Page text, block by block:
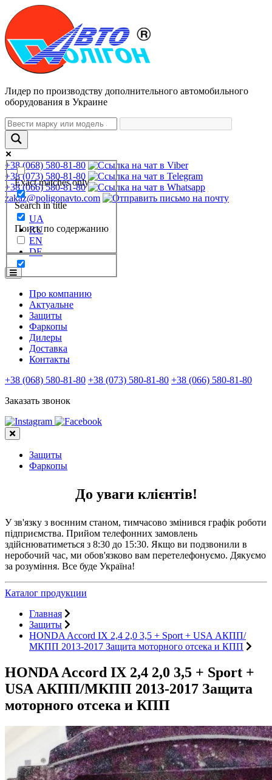
Лидер по производству дополнительного автомобильного
оборудования в Украине
Exact matches only
Search in title
Поиск по содержанию
+38 (068) 580-81-80
+38 (073) 580-81-80
+38 (066) 580-81-80
zakaz@poligonavto.com
UA
RU
EN
DE
Про компанию
Актуальне
Защиты
Фаркопы
Дилеры
Доставка
Контакты
+38 (068) 580-81-80 +38 (073) 580-81-80 +38 (066) 580-81-80
Заказать звонок
Защиты
Фаркопы
До уваги клієнтів!
У зв'язку з воєнним станом, тимчасово змінився графік роботи
підприємства. Прийом телефонних замовлень
здійснюватиметься з 8:30 до 15:30. Якщо ви подзвонили в
неробочий час, ми обов'язково вам перетелефонуємо. Дякуємо
за розуміння. Все буде Україна!
Каталог продукции
Главная
Защиты
HONDA Accord IX 2,4 2,0 3,5 + Sport + USA АКПП/
МКПП 2013-2017 Защита моторного отсека и КПП
HONDA Accord IX 2,4 2,0 3,5 + Sport +
USA АКПП/МКПП 2013-2017 Защита
моторного отсека и КПП